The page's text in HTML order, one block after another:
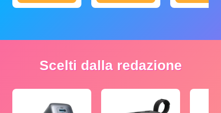
Scelti dalla redazione